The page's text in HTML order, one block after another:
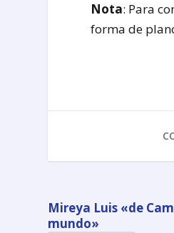
Nota: Para
forma de
Mireya Luis «de
mundo»